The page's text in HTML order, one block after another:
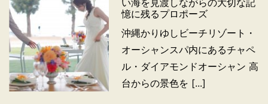
い海を見渡しながらの大切な記
憶に残るプロポーズ
沖縄かりゆしビーチリゾート・
オーシャンスパ内にあるチャペ
ル・ダイアモンドオーシャン 高
台からの景色を [...]